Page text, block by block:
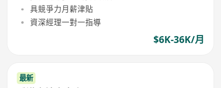
具競爭力月薪津貼
資深經理一對一指導
$6K-36K/月
最新